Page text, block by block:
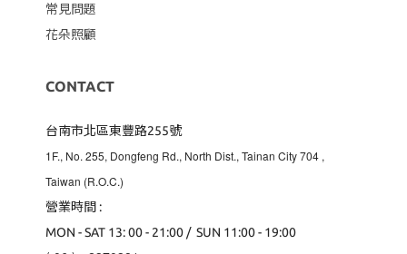
常見問題
花朵照顧
CONTACT
台南市北區東豐路255號
1F., No. 255, Dongfeng Rd., North Dist., Tainan City 704 ,
Taiwan (R.O.C.)
營業時間 :
MON - SAT 13: 00 - 21:00 / SUN 11:00 - 19:00